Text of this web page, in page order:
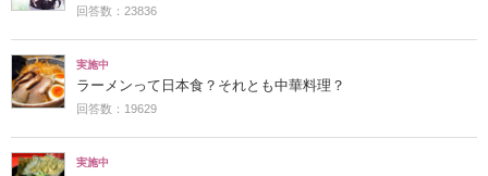
回答数：23836
実施中
ラーメンって日本食？それとも中華料理？
回答数：19629
実施中